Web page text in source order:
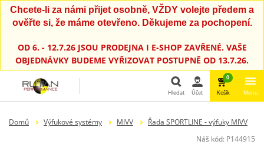
Chcete-li za námi přijet osobně, VŽDY volejte předem a
ověřte si, že máme otevřeno. Děkujeme za pochopení.
OD 6. - 12.7.26 JSOU PRODEJNA I E-SHOP ZAVŘENÉ. VAŠE
OBJEDNÁVKY BUDEME VYŘIZOVAT POSTUPNĚ OD 13.7.26.
Hledat
Hledat Účet
0
Košík Menu
Domů Výfukové systémy MIVV
Řada SPORTLINE - výfuky MIVV
Náš kód: P144915